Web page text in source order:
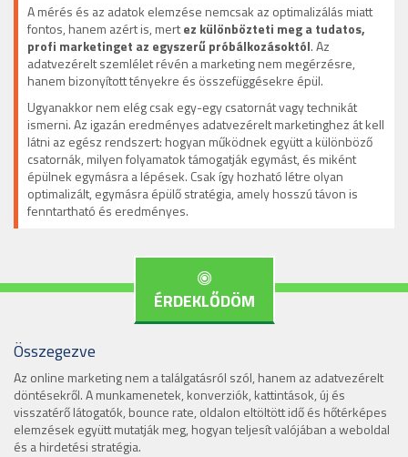
A mérés és az adatok elemzése nemcsak az optimalizálás miatt
fontos, hanem azért is, mertez különbözteti meg a tudatos,
profi marketinget az egyszerű próbálkozásoktól. Az
adatvezérelt szemlélet révén a marketing nem megérzésre,
hanem bizonyított tényekre és összefüggésekre épül.
Ugyanakkor nem elég csak egy-egy csatornát vagy technikát
ismerni. Az igazán eredményes adatvezérelt marketinghez át kell
látni az egész rendszert: hogyan működnek együtt a különböző
csatornák, milyen folyamatok támogatják egymást, és miként
épülnek egymásra a lépések. Csak így hozható létre olyan
optimalizált, egymásra épülő stratégia, amely hosszú távon is
fenntartható és eredményes.
ÉRDEKLŐDÖM
Összegezve
Az online marketing nem a találgatásról szól, hanem az adatvezérelt
döntésekről. A munkamenetek, konverziók, kattintások, új és
visszatérő látogatók, bounce rate, oldalon eltöltött idő és hőtérképes
elemzések együtt mutatják meg, hogyan teljesít valójában a weboldal
és a hirdetési stratégia.